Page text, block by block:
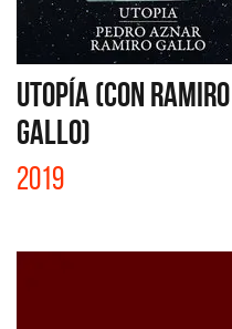
UTOPÍA (CON RAMIRO
GALLO)
2019